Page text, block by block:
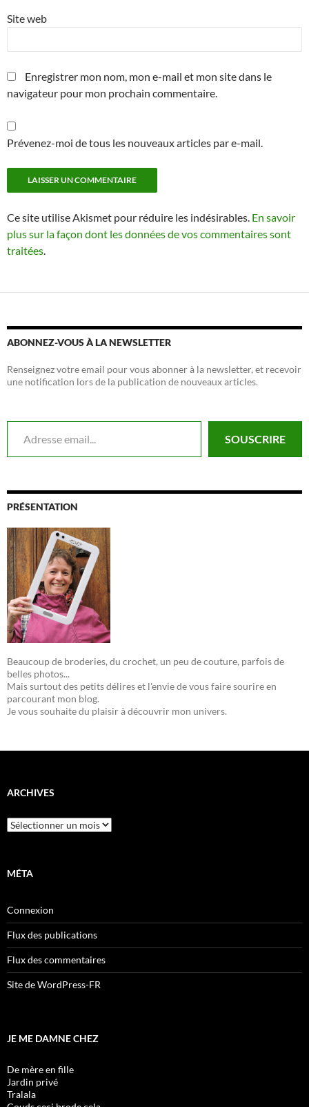
Site web
Enregistrer mon nom, mon e-mail et mon site dans le
navigateur pour mon prochain commentaire.
Prévenez-moi de tous les nouveaux articles par e-mail.
Ce site utilise Akismet pour réduire les indésirables. En savoir
plus sur la façon dont les données de vos commentaires sont
traitées
ABONNEZ-VOUS À LA NEWSLETTER
Renseignez votre email pour vous abonner à la newsletter, et recevoir
une notification lors de la publication de nouveaux articles.
Adresse email...
SOUSCRIRE
PRÉSENTATION
Beaucoup de broderies, du crochet, un peu de couture, parfois de
belles photos...
Mais surtout des petits délires et l'envie de vous faire sourire en
parcourant mon blog.
Je vous souhaite du plaisir à découvrir mon univers.
ARCHIVES
Archives
MÉTA
Connexion
Flux des publications
Flux des commentaires
Site de WordPress-FR
JE ME DAMNE CHEZ
De mère en fille
Jardin privé
Tralala